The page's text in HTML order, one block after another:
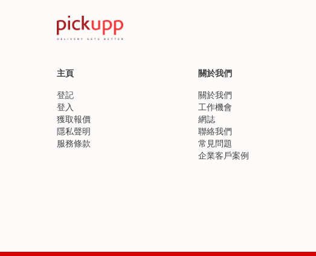
主頁
登記
登入
獲取報價
隱私聲明
服務條款
關於我們
關於我們
工作機會
網誌
聯絡我們
常見問題
企業客戶案例